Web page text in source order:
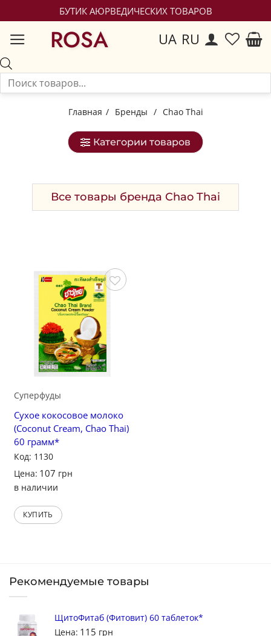
БУТИК АЮРВЕДИЧЕСКИХ ТОВАРОВ
ROSA UA RU
Главная / Бренды / Chao Thai
Категории товаров
Все товары бренда Chao Thai
Сохранить
Суперфуды
Сухое кокосовое молоко
(Coconut Cream, Chao Thai)
60 грамм*
Код: 1130
Цена: 107 грн
в наличии
КУПИТЬ
Рекомендуемые товары
ЩитоФитаб (Фитовит) 60 таблеток*
Цена: 115 грн